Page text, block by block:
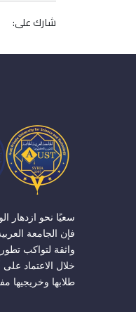
شارك على:
سعيًا نحو ازدهار
فإن الجامعة
واثقة لتواكب
خلال الاعتماد على
طلابها وخريجيها